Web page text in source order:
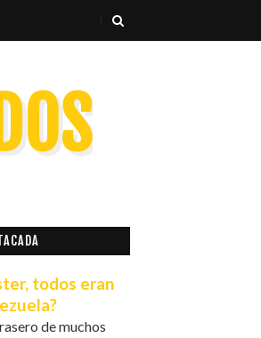
todos eran
de muchos